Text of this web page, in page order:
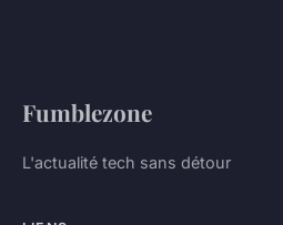
Fumblezone
L'actualité tech sans détour